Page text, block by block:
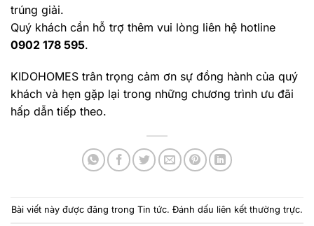
trúng giải.
Quý khách cần hỗ trợ thêm vui lòng liên hệ hotline
0902 178 595.
KIDOHOMES trân trọng cảm ơn sự đồng hành của quý
khách và hẹn gặp lại trong những chương trình ưu đãi
hấp dẫn tiếp theo.
Bài viết này được đăng trong Tin tức. Đánh dấu liên kết thường trực.